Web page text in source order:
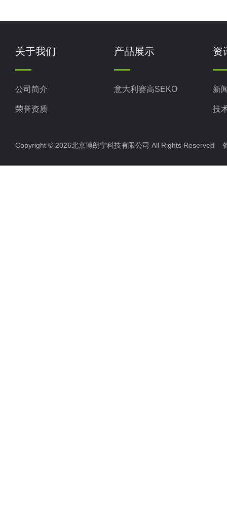
关于我们
公司简介
荣誉资质
产品展示
意大利赛高SEKO
资
新
技
Copyright © 2026北京博朗宁科技有限公司 All Rights Reserved